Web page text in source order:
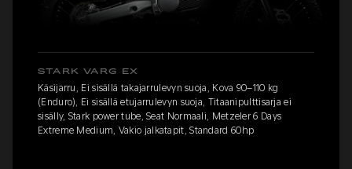
STARK VARG EX
Käsijarru, Ei sisällä takajarrulevyn suoja, Kova 90–110 kg
(Enduro), Ei sisällä etujarrulevyn suoja, Titaanipulttisarja ei
sisälly, Stark power tube, Seat Normaali, Metzeler 6 Days
Extreme Medium, Vakio jalkatapit, Standard 60hp